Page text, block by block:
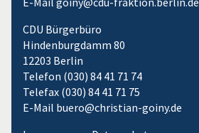
CDU Bürgerbüro
Hindenburgdamm 80
12203 Berlin
Telefon (030) 84 41 71 74
Telefax (030) 84 41 71 75
E-Mail buero@christian-goiny.de